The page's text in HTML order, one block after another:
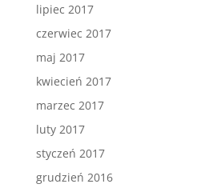
lipiec 2017
czerwiec 2017
maj 2017
kwiecień 2017
marzec 2017
luty 2017
styczeń 2017
grudzień 2016